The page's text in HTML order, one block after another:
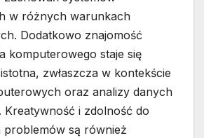
w różnych warunkach
Dodatkowo znajomość
komputerowego staje się
zwłaszcza w kontekście
oraz analizy danych
Kreatywność i zdolność do
problemów są również